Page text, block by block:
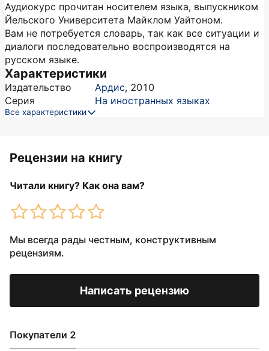
Аудиокурс прочитан носителем языка, выпускником
Йельского Университета Майклом Уайтоном.
Вам не потребуется словарь, так как все ситуации и
диалоги последовательно воспроизводятся на
русском языке.
Характеристики
Издательство Ардис, 2010
Серия
На иностранных языках
Все характеристики
Рецензии на книгу
Читали книгу? Как она вам?
Мы всегда рады честным, конструктивным
рецензиям.
Написать рецензию
Покупатели 2